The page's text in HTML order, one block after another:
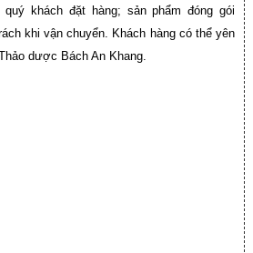
khách đặt hàng; sản phẩm đóng gói
khi vận chuyển. Khách hàng có thể yên
dược Bách An Khang.